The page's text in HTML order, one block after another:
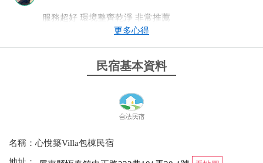
服務超好 環境整齊乾淨 非常推薦
2023-08-07 05:39:00
度過很愉快的兩晚！ 非常讚 房東回訊即時 小問題也
超快處理好 停車蠻方便的 地理位置佳 附近什麼都有
但如果都是好朋友一起玩 沒關係啦哈哈 四人房空間
偏小 有看到評論說沒浴室的房間 這次訂房房東也都
更多心得
民宿基本資料
名稱：心悅築Villa包棟民宿